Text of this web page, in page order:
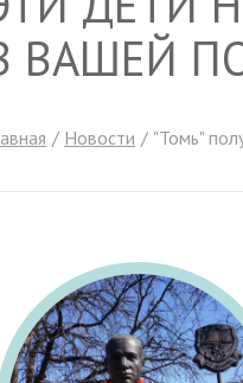
ВАШЕЙ
Новости "Томь"